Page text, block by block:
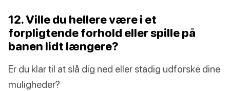
12. Ville du hellere være i et
forpligtende forhold eller spille på
banen lidt længere?
Er du klar til at slå dig ned eller stadig udforske dine
muligheder?